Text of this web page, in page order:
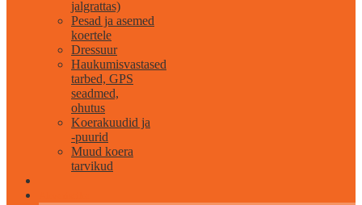
jalgrattas)
Pesad ja asemed
koertele
Dressuur
Haukumisvastased
tarbed, GPS
seadmed,
ohutus
Koerakuudid ja
-puurid
Muud koera
tarvikud